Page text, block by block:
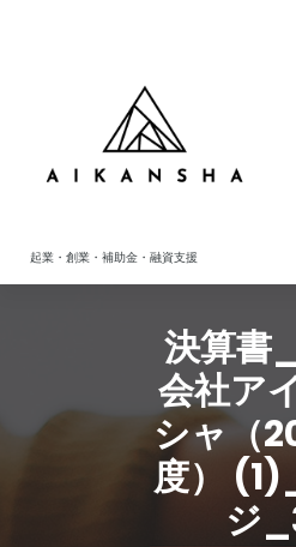
起業・創業・補助金・融資支援
決算書
会社ア
シャ（
度）
ジ